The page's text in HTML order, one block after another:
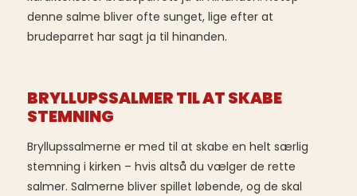
denne salme bliver ofte sunget, lige efter at
brudeparret har sagt ja til hinanden.
BRYLLUPSSALMER TIL AT SKABE
STEMNING
Bryllupssalmerne er med til at skabe en helt særlig
stemning i kirken – hvis altså du vælger de rette
salmer. Salmerne bliver spillet løbende, og de skal